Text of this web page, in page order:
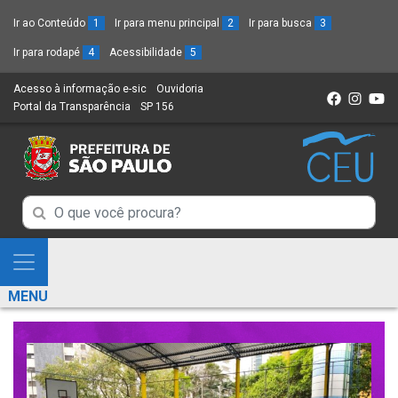
Ir ao Conteúdo 1 Ir para menu principal 2 Ir para busca 3
Ir para rodapé 4 Acessibilidade 5
Acesso à informação e-sic (Link
para
novo
sítio)
Ouvidoria
Portal da Transparência (Link
um
novo
SP 156
Campo
de
Busca
de
informações
Campo
de
de
informações
Mostra
e
Esconde
Menu
MENU